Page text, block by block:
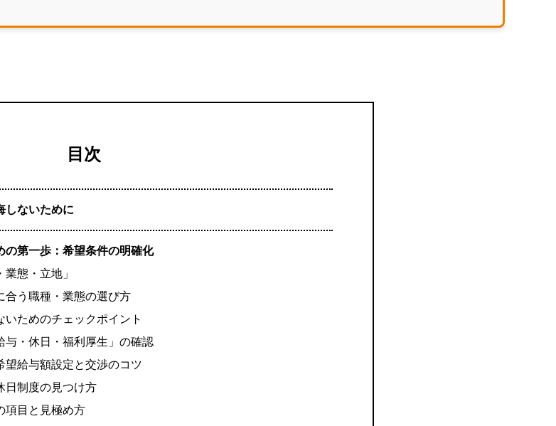
目次
しないために
の第一歩：希望条件の明確化
態・立地」
合う職種・業態の選び方
ためのチェックポイント
与・休日・福利厚生」の確認
望給与額設定と交渉のコツ
日制度の見つけ方
項目と見極め方